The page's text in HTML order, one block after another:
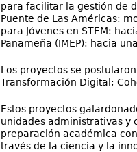
para facilitar la gestión de
Puente de Las Américas:
para Jóvenes en STEM:
Panameña (IMEP): hacia
Los proyectos se
Transformación Digital;
Estos proyectos
unidades administrativas y
preparación académica
través de la ciencia y la